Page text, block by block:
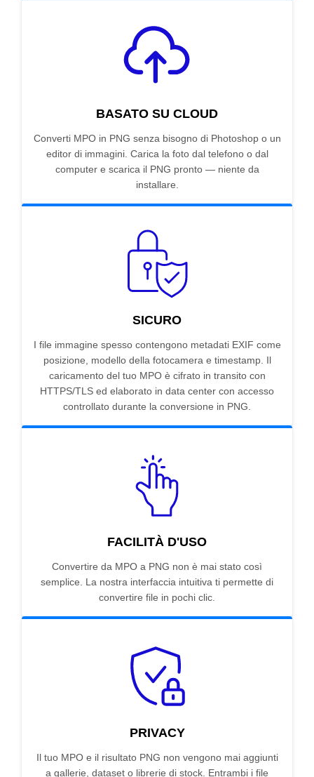
BASATO SU CLOUD
Converti MPO in PNG senza bisogno di Photoshop o un
editor di immagini. Carica la foto dal telefono o dal
computer e scarica il PNG pronto — niente da
installare.
SICURO
I file immagine spesso contengono metadati EXIF come
posizione, modello della fotocamera e timestamp. Il
caricamento del tuo MPO è cifrato in transito con
HTTPS/TLS ed elaborato in data center con accesso
controllato durante la conversione in PNG.
FACILITÀ D'USO
Convertire da MPO a PNG non è mai stato così
semplice. La nostra interfaccia intuitiva ti permette di
convertire file in pochi clic.
PRIVACY
Il tuo MPO e il risultato PNG non vengono mai aggiunti
a gallerie, dataset o librerie di stock. Entrambi i file